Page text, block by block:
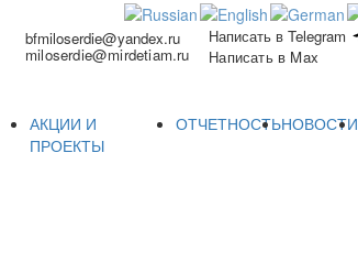
bfmiloserdie@yandex.ru
miloserdie@mirdetiam.ru
Написать в Telegram
Написать в Max
АКЦИИ И
ПРОЕКТЫ
ОТЧЕТНОСТЬНОВОСТИ